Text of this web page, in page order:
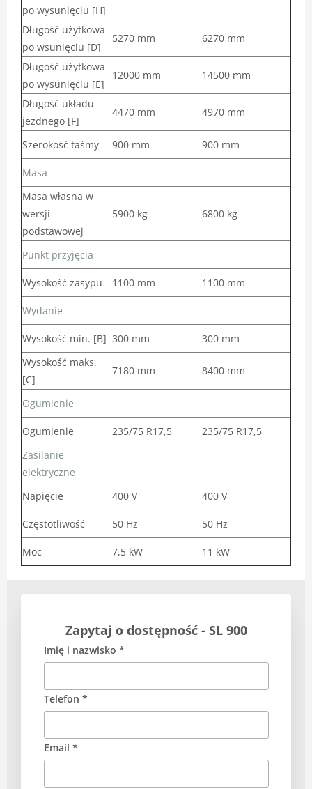
po wysunięciu [H]
Długość użytkowa
po wsunięciu [D]
5270 mm 6270 mm
Długość użytkowa
po wysunięciu [E]
12000 mm 14500 mm
Długość układu
jezdnego [F]
4470 mm 4970 mm
Szerokość taśmy 900 mm 900 mm
Masa
Masa własna w
wersji
podstawowej
5900 kg 6800 kg
Punkt przyjęcia
Wysokość zasypu 1100 mm 1100 mm
Wydanie
Wysokość min. [B] 300 mm
300 mm
Wysokość maks.
[C]
7180 mm 8400 mm
Ogumienie
Ogumienie 235/75 R17,5
235/75 R17,5
Zasilanie
elektryczne
Napięcie
400 V 400 V
Częstotliwość 50 Hz 50 Hz
Moc 7,5 kW 11 kW
Zapytaj o dostępność - SL 900
Imię i nazwisko *
Telefon *
Email *